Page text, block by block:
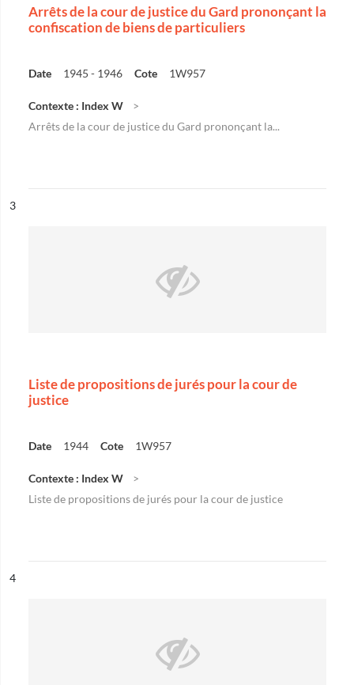
Arrêts de la cour de justice du Gard prononçant la
confiscation de biens de particuliers
Date 1945 - 1946 Cote 1W957
Contexte : Index W
Arrêts de la cour de justice du Gard prononçant la...
n°
3
Liste de propositions de jurés pour la cour de
justice
Date 1944 Cote 1W957
Contexte : Index W
Liste de propositions de jurés pour la cour de justice
n°
4